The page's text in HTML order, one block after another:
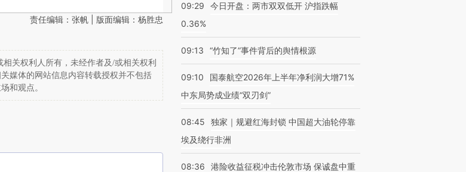
责任编辑：张帆 | 版面编辑：杨胜忠
关权利人所有，未经作者及/或相关权利
媒体的网站信息内容转载授权并不包括
和观点。
09:29
今日开盘：两市双双低开 沪指跌幅
0.36%
09:13 “竹知了”事件背后的舆情根源
09:10
国泰航空2026年上半年净利润大增71%
中东局势成业绩“双刃剑”
08:45
独家｜规避红海封锁 中国超大油轮停靠
埃及绕行非洲
08:36
港险收益征税冲击伦敦市场 保诚盘中重